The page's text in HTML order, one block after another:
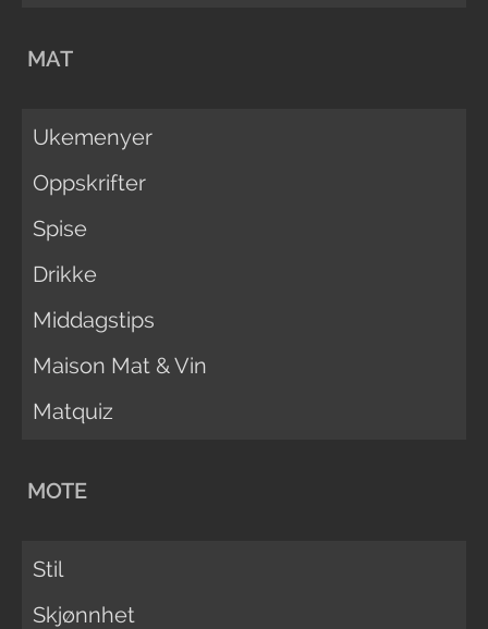
MAT
Ukemenyer
Oppskrifter
Spise
Drikke
Middagstips
Maison Mat & Vin
Matquiz
MOTE
Stil
Skjønnhet